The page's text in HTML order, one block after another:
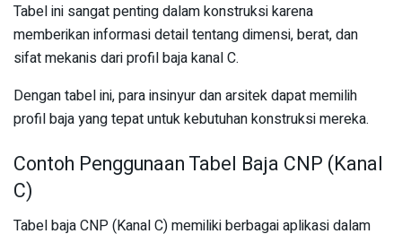
Tabel ini sangat penting dalam konstruksi karena
memberikan informasi detail tentang dimensi, berat, dan
sifat mekanis dari profil baja kanal C.
Dengan tabel ini, para insinyur dan arsitek dapat memilih
profil baja yang tepat untuk kebutuhan konstruksi mereka.
Contoh Penggunaan Tabel Baja CNP (Kanal
C)
Tabel baja CNP (Kanal C) memiliki berbagai aplikasi dalam